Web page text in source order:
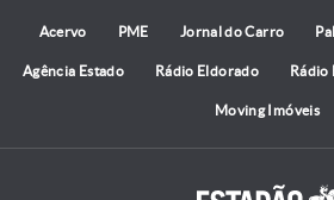
Acervo PME Jornal do Carro
Agência Estado Rádio Eldorado Rádio
Moving Imóveis